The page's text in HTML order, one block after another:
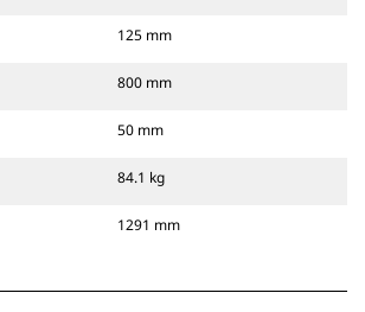
125 mm
800 mm
50 mm
84.1 kg
1291 mm